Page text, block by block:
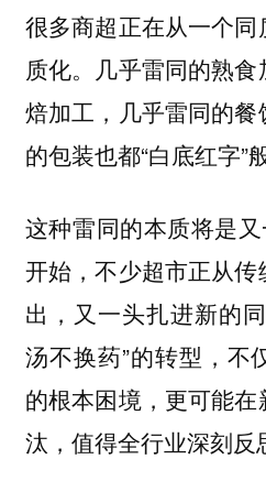
很多商超正在从一个
质化。几乎雷同的熟
焙加工，几乎雷同的
的包装也都“白底红字”
这种雷同的本质将是
开始，不少超市正从
出，又一头扎进新的
汤不换药”的转型，不
的根本困境，更可能
汰，值得全行业深刻反